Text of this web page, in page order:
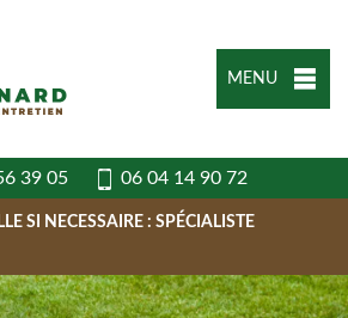
MENU
39 05 06 04 14 90 72
SI NECESSAIRE : SPÉCIALISTE